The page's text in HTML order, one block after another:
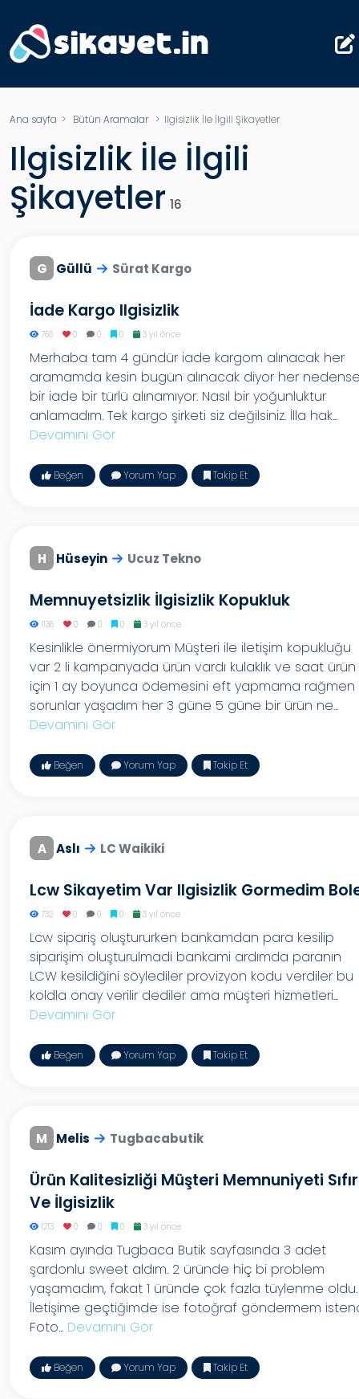
Ana sayfa > Bütün Aramalar> Ilgisizlik İle İlgili Şikayetler
Ilgisizlik İle İlgili
Şikayetler 16
G Güllü Sürat Kargo
İade Kargo Ilgisizlik
760 0 0 0 3 yıl önce
Merhaba tam 4 gündür iade kargom alınacak her
aramamda kesin bugün alınacak diyor her
bir iade bir türlü alınamıyor. Nasıl bir yoğunluktur
anlamadım. Tek kargo şirketi siz değilsiniz. İlla hak...
Devamını Gör
Beğen Yorum Yap Takip Et
H Hüseyin Ucuz Tekno
Memnuyetsizlik İlgisizlik Kopukluk
1136 0 0 0 3 yıl önce
Kesinlikle önermiyorum Müşteri ile iletişim kopukluğu
var 2 li kampanyada ürün vardı kulaklık ve saat ürün
için 1 ay boyunca ödemesini eft yapmama rağmen
sorunlar yaşadım her 3 güne 5 güne bir ürün ne...
Devamını Gör
Beğen Yorum Yap Takip Et
A Aslı LC Waikiki
Lcw Sikayetim Var Ilgisizlik Gormedim
732 0 0 0 3 yıl önce
Lcw sipariş oluştururken bankamdan para kesilip
siparişim oluşturulmadi bankami ardımda paranın
LCW kesildiğini söylediler provizyon kodu verdiler bu
koldla onay verilir dediler ama müşteri hizmetleri...
Devamını Gör
Beğen Yorum Yap Takip Et
M Melis Tugbacabutik
Ürün Kalitesizliği Müşteri Memnuniyeti Sıfır
Ve İlgisizlik
1213 0 0 0 3 yıl önce
Kasım ayında Tugbaca Butik sayfasında 3 adet
şardonlu sweet aldım. 2 üründe hiç bi problem
yaşamadım, fakat 1 üründe çok fazla tüylenme oldu.
İletişime geçtiğimde ise fotoğraf göndermem
Foto... Devamını Gör
Beğen Yorum Yap Takip Et